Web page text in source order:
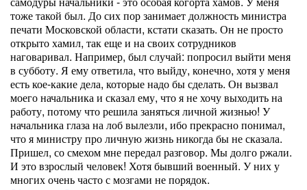
тоже такой был. До сих пор занимает должность министра
печати Московской области, кстати сказать. Он не просто
открыто хамил, так еще и на своих сотрудников
наговаривал. Например, был случай: попросил выйти меня
в субботу. Я ему ответила, что выйду, конечно, хотя у меня
есть кое-какие дела, которые надо бы сделать. Он вызвал
моего начальника и сказал ему, что я не хочу выходить на
работу, потому что решила заняться личной жизнью! У
начальника глаза на лоб вылезли, ибо прекрасно понимал,
что я министру про личную жизнь никогда бы не сказала.
Пришел, со смехом мне передал разговор. Мы долго ржали.
И это взрослый человек! Хотя бывший военный. У них у
многих очень часто с мозгами не порядок.